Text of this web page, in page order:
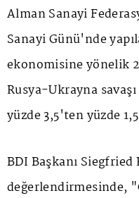
Alman Sanayi
Sanayi Günü'nde
ekonomisine yönelik
Rusya-Ukrayna
yüzde 3,5'ten yüzde
BDI Başkanı
değerlendirmesinde,